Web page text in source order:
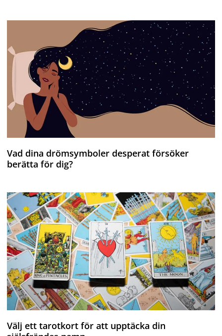
Vad dina drömsymboler desperat försöker
berätta för dig?
Välj ett tarotkort för att upptäcka din